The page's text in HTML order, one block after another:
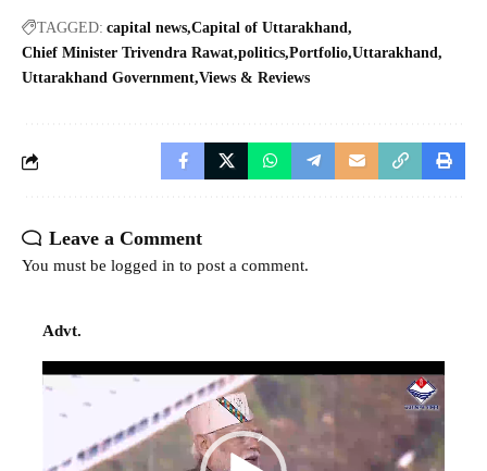
TAGGED: capital news Capital of Uttarakhand
Chief Minister Trivendra Rawat politics Portfolio Uttarakhand
Uttarakhand Government Views & Reviews
Leave a Comment
You must be logged in to post a comment.
Advt.
Video